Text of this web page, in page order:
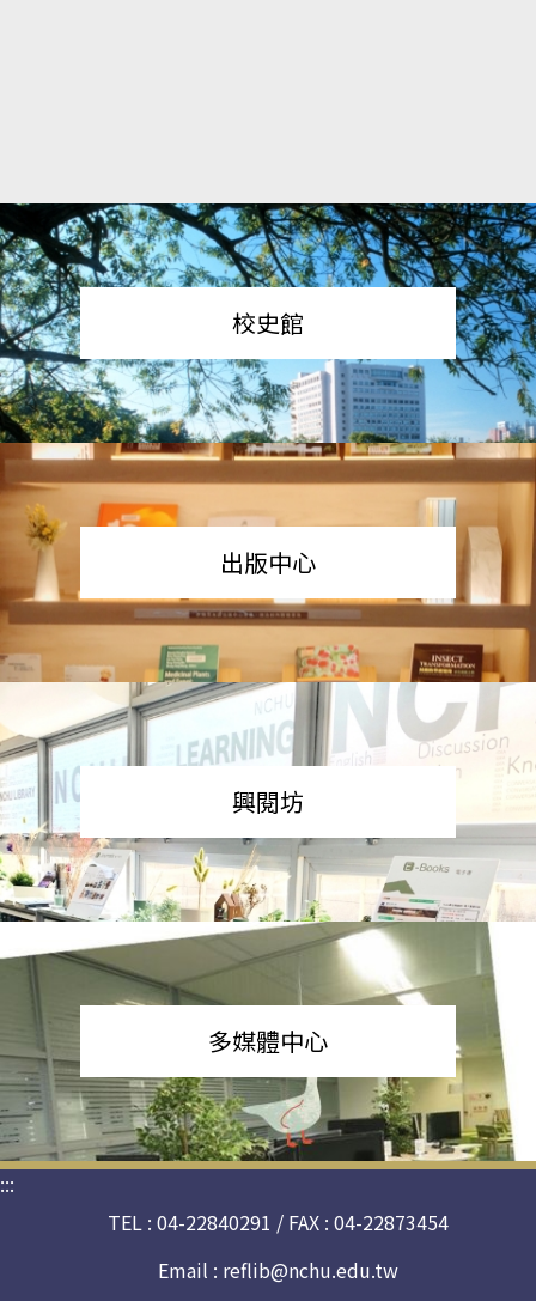
校史館
出版中心
興閱坊
多媒體中心
:::
TEL : 04-22840291 / FAX : 04-22873454
Email : reflib@nchu.edu.tw